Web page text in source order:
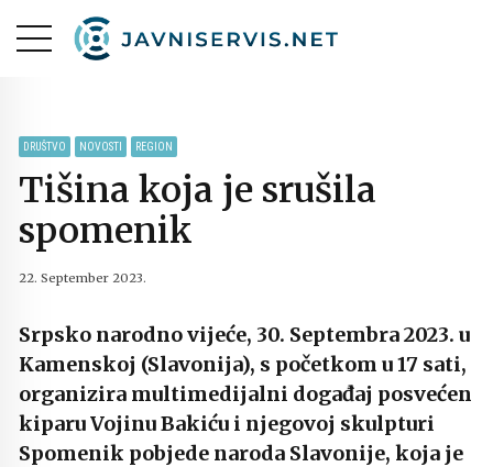
DRUŠTVO NOVOSTI REGION
Tišina koja je srušila
spomenik
22. September 2023.
Srpsko narodno vijeće, 30. Septembra 2023. u
Kamenskoj (Slavonija), s početkom u 17 sati,
organizira multimedijalni događaj posvećen
kiparu Vojinu Bakiću i njegovoj skulpturi
Spomenik pobjede naroda Slavonije, koja je